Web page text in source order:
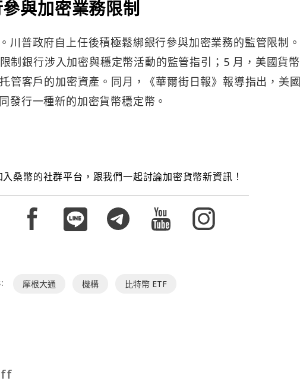
與加密業務限制
川普政府自上任後積極鬆綁銀行參與加密業務的監管限制
制銀行涉入加密與穩定幣活動的監管指引；5 月，美國貨
管客戶的加密資產。同月，《華爾街日報》報導指出，美
發行一種新的加密貨幣穩定幣。
入桑幣的社群平台，跟我們一起討論加密貨幣新資訊！
摩根大通 機構 比特幣 ETF